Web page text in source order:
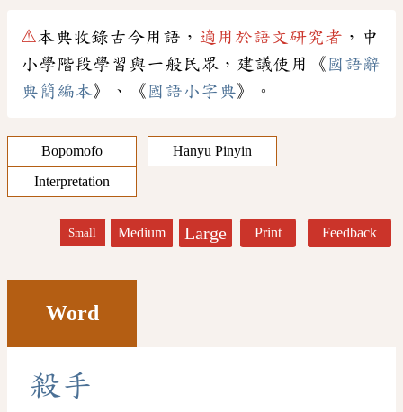
⚠本典收錄古今用語， 適用於語文研究者 ，中
小學階段學習與一般民眾，建議使用《 國語辭
典簡編本》、《 國語小字典》。
Bopomofo
Hanyu Pinyin
Interpretation
Small Medium Large Print Feedback
Word
殺手